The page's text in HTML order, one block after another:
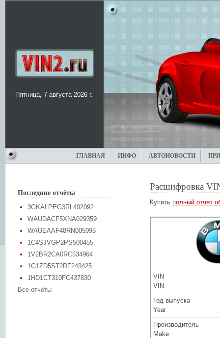
Пятница, 7 августа 2026 г.
ГЛАВНАЯ ИНФО АВТОНОВОСТИ
Последние отчёты
3GKALPEG3RL402092
WAUDACF5XNA029359
WAUEAAF48RN005995
1C4SJVGP2PS500455
1V2BR2CA0RC534964
1G1ZD5ST2RF243425
1HD1CT310FC437830
Все отчёты
Расшифровка
Купить полный отчет
VIN
VIN
Год выпуска
Year
Производитель
Make